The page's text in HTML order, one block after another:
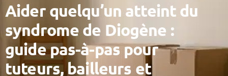
Aider quelqu’un atteint du
syndrome de Diogène :
guide pas-à-pas pour
tuteurs, bailleurs et